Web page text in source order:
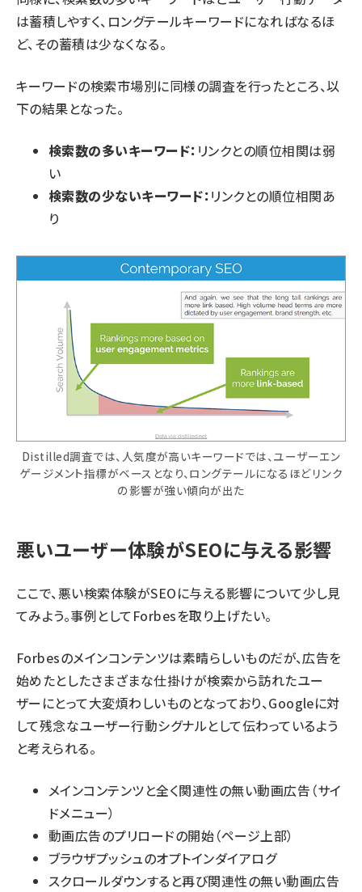
は蓄積しやすく、ロングテールキーワードになればなるほ
ど、その蓄積は少なくなる。
キーワードの検索市場別に同様の調査を行ったところ、以
下の結果となった。
検索数の多いキーワード： リンクとの順位相関は弱
い
検索数の少ないキーワード：リンクとの順位相関あ
り
Distilled調査では、人気度が高いキーワードでは、ユーザーエン
ゲージメント指標がベースとなり、ロングテールになるほどリンク
の影響が強い傾向が出た
悪いユーザー体験がSEOに与える影響
ここで、悪い検索体験がSEOに与える影響について少し見
てみよう。事例としてForbesを取り上げたい。
Forbesのメインコンテンツは素晴らしいものだが、広告を
始めたとしたさまざまな仕掛けが検索から訪れたユー
ザーにとって大変煩わしいものとなっており、Googleに対
して残念なユーザー行動シグナルとして伝わっているよう
と考えられる。
メインコンテンツと全く関連性の無い動画広告（サイ
ドメニュー）
動画広告のプリロードの開始（ページ上部）
ブラウザプッシュのオプトインダイアログ
スクロールダウンすると再び関連性の無い動画広告